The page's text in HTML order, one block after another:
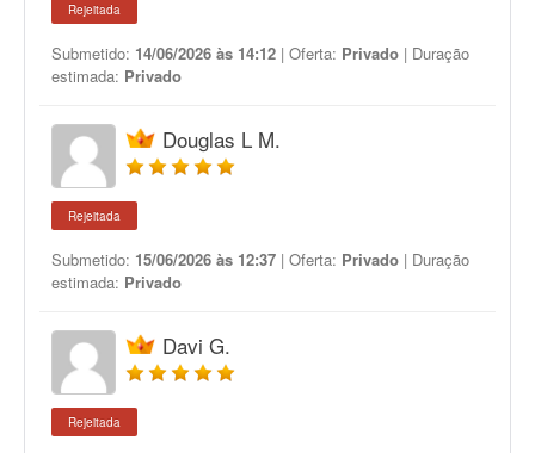
Rejeitada
Submetido: 14/06/2026 às 14:12 | Oferta: Privado | Duração
estimada: Privado
Douglas L M.
Rejeitada
Submetido: 15/06/2026 às 12:37 | Oferta: Privado | Duração
estimada: Privado
Davi G.
Rejeitada